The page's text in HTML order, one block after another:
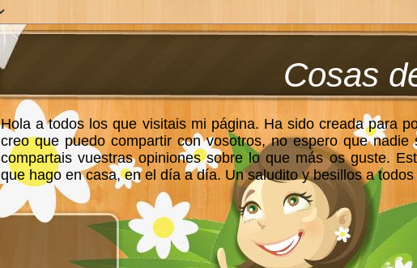
Cosas
Hola a todos los que visitais mi página. Ha sido creada para
creo que puedo compartir con vosotros, no espero que nadie
compartais vuestras opiniones sobre lo que más os guste.
que hago en casa, en el día a día. Un saludito y besillos a todos